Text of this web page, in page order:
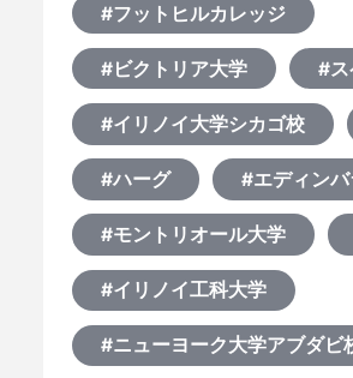
#フットヒルカレッジ
#ビクトリア大学 #ス
#イリノイ大学シカゴ校
#ハーグ #エディン
#モントリオール大学
#イリノイ工科大学
#ニューヨーク大学アブダビ